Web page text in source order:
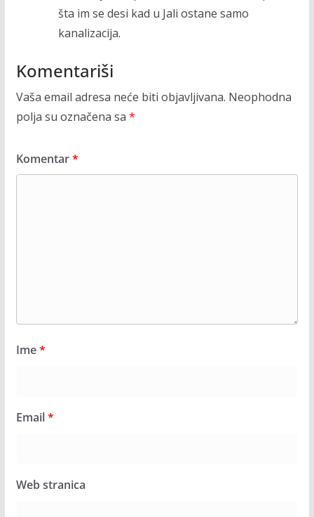
šta im se desi kad u Jali ostane samo
kanalizacija.
Komentariši
Vaša email adresa neće biti objavljivana. Neophodna
polja su označena sa *
Komentar*
Ime*
Email*
Web stranica